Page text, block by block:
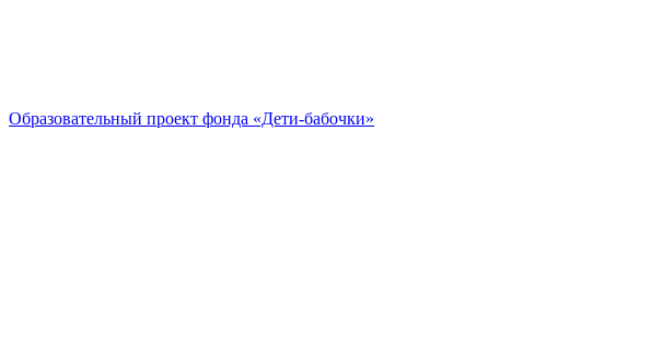
Образовательный проект фонда «Дети-бабочки»